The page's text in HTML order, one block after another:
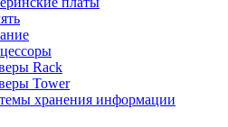
Rack
Tower
хранения информации